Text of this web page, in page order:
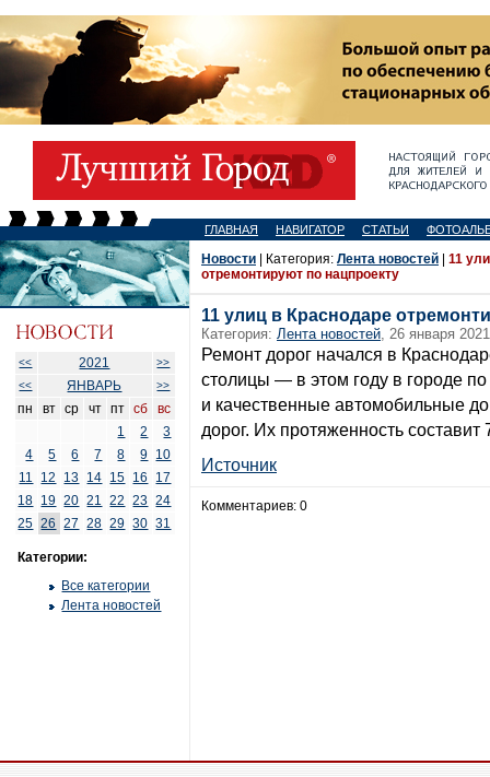
ГЛАВНАЯ НАВИГАТОР СТАТЬИ
<< 2021
>>
<<
ЯНВАРЬ >>
пн вт ср чт пт сб
вс
1
2
3
4
5 6 7 8 9 10
11
12 13 14 15 16
17
18 19 20 21 22 23 24
25 26 27 28 29 30 31
Категории:
Все категории
Лента новостей
Новости | Категория: Лента новостей
11
отремонтируют по нацпроекту
11 улиц в Краснодаре
Категория: Лента новостей, 26 января
Ремонт дорог начался в
столицы — в этом году в городе
и качественные автомобильные
дорог. Их протяженность составит
Источник
Комментариев: 0